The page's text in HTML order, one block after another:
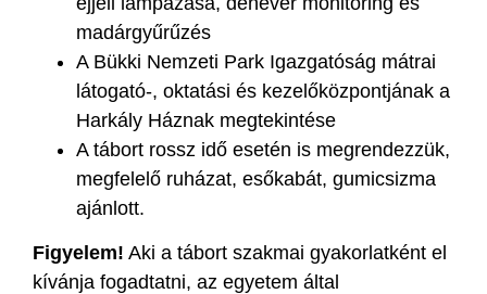
madárgyűrűzés
A Bükki Nemzeti Park Igazgatóság mátrai
látogató-, oktatási és kezelőközpontjának a
Harkály Háznak megtekintése
A tábort rossz idő esetén is megrendezzük,
megfelelő ruházat, esőkabát, gumicsizma
ajánlott.
Figyelem! Aki a tábort szakmai gyakorlatként el
kívánja fogadtatni, az egyetem által